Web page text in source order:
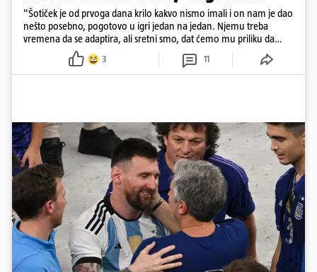
"Šotiček je od prvoga dana krilo kakvo nismo imali i on nam je dao
nešto posebno, pogotovo u igri jedan na jedan. Njemu treba
vremena da se adaptira, ali sretni smo, dat ćemo mu priliku da
pokaže da može biti bolji"
3 11